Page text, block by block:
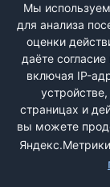
гелю должны
35 размера на
срок годности
фото чека и
Мы
для анализа
оценки
даёте
включая IP-
страницах и
вы можете